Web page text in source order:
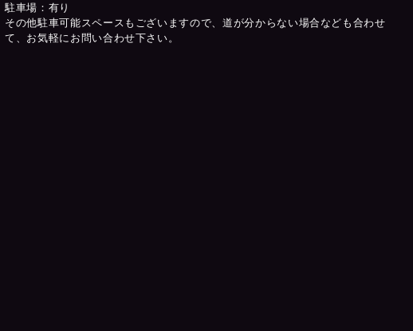
駐車場：有り
その他駐車可能スペースもございますので、道が分からない場合なども合わせ
て、お気軽にお問い合わせ下さい。